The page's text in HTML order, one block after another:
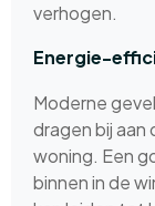
verhogen.
Energie-
Moderne
dragen bij
woning. Een
binnen in de